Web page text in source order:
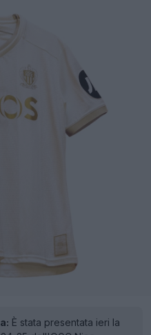
È stata presentata ieri la